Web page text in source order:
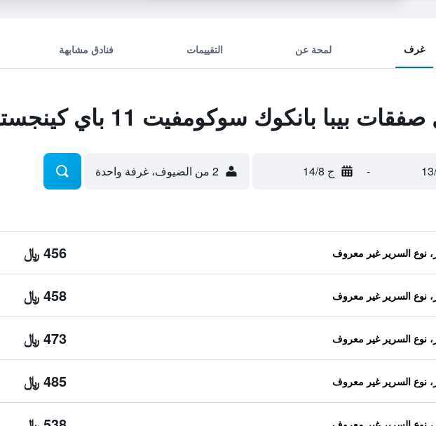
غرف لمحة عن التقييمات فنادق مشابهة
بيبا بانكوك سوكومفيت 11 باي كينجستون هوتلز
- ج 14/8 2 من الضيوف، غرفة واحدة
نوع السرير غير معروف 456 ﷼
نوع السرير غير معروف 458 ﷼
نوع السرير غير معروف 473 ﷼
نوع السرير غير معروف 485 ﷼